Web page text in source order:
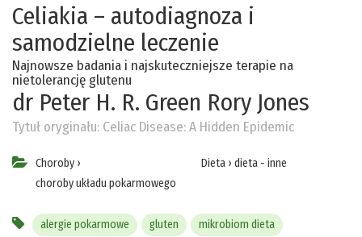
Celiakia – autodiagnoza i
samodzielne leczenie
Najnowsze badania i najskuteczniejsze terapie na
nietolerancję glutenu
dr Peter H. R. Green Rory Jones
Tytuł oryginału: Celiac Disease: A Hidden Epidemic
Choroby ›
choroby układu pokarmowego
Dieta› dieta - inne
alergie pokarmowe gluten mikrobiom dieta